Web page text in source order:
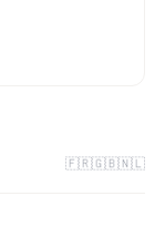
🇫🇷🇬🇧🇳🇱